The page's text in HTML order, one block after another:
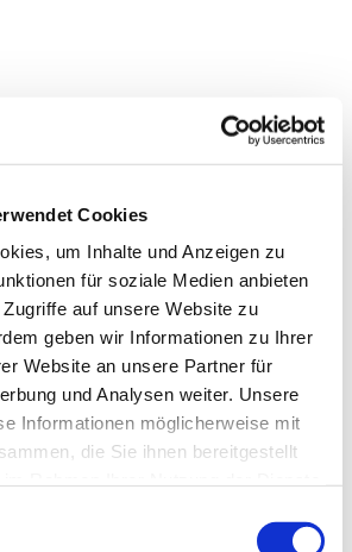
Cookies
um Inhalte und Anzeigen zu
für soziale Medien anbieten
auf unsere Website zu
geben wir Informationen zu Ihrer
Website an unsere Partner für
und Analysen weiter. Unsere
Informationen möglicherweise mit
die Sie ihnen bereitgestellt
Sie auch